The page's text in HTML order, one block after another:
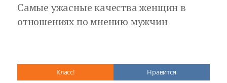
Самые ужасные качества женщин в
отношениях по мнению мужчин
Класс! Нравится